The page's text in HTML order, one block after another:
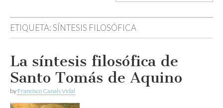
ETIQUETA:SÍNTESIS FILOSÓFICA
La síntesis filosófica de
Santo Tomás de Aquino
by Francisco Canals Vidal